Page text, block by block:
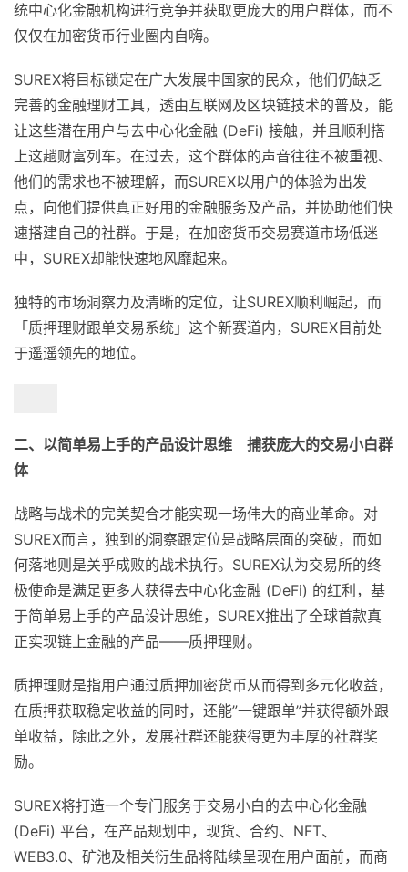
统中心化金融机构进行竞争并获取更庞大的用户群体，而不
仅仅在加密货币行业圈内自嗨。
SUREX将目标锁定在广大发展中国家的民众，他们仍缺乏
完善的金融理财工具，透由互联网及区块链技术的普及，能
让这些潜在用户与去中心化金融 (DeFi) 接触，并且顺利搭
上这趟财富列车。在过去，这个群体的声音往往不被重视、
他们的需求也不被理解，而SUREX以用户的体验为出发
点，向他们提供真正好用的金融服务及产品，并协助他们快
速搭建自己的社群。于是，在加密货币交易赛道市场低迷
中，SUREX却能快速地风靡起来。
独特的市场洞察力及清晰的定位，让SUREX顺利崛起，而
「质押理财跟单交易系统」这个新赛道内，SUREX目前处
于遥遥领先的地位。
二、以简单易上手的产品设计思维 捕获庞大的交易小白群
体
战略与战术的完美契合才能实现一场伟大的商业革命。对
SUREX而言，独到的洞察跟定位是战略层面的突破，而如
何落地则是关乎成败的战术执行。SUREX认为交易所的终
极使命是满足更多人获得去中心化金融 (DeFi) 的红利，基
于简单易上手的产品设计思维，SUREX推出了全球首款真
正实现链上金融的产品——质押理财。
质押理财是指用户通过质押加密货币从而得到多元化收益，
在质押获取稳定收益的同时，还能”一键跟单”并获得额外跟
单收益，除此之外，发展社群还能获得更为丰厚的社群奖
励。
SUREX将打造一个专门服务于交易小白的去中心化金融
(DeFi) 平台，在产品规划中，现货、合约、NFT、
WEB3.0、矿池及相关衍生品将陆续呈现在用户面前，而商